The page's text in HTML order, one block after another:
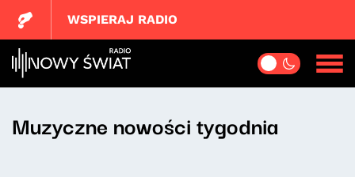
WSPIERAJ RADIO
Muzyczne nowości tygodnia